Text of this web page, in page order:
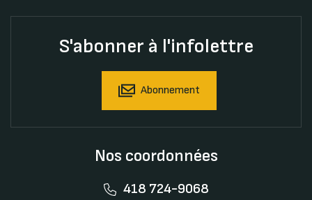
S'abonner à l'infolettre
Abonnement
Nos coordonnées
418 724-9068